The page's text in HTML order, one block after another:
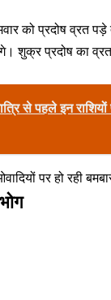
को प्रदोष व्रत
शुक्र प्रदोष का
पहले इन राशियों
पर हो रही